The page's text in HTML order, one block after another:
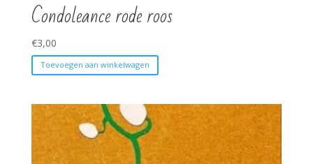
Condoleance rode roos
€3,00
Toevoegen aan winkelwagen